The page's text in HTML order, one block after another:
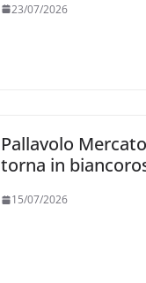
avversario”
23/07/2026
Pallavolo
torna in
15/07/2026